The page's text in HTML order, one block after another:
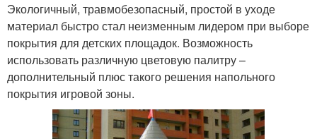
Экологичный, травмобезопасный, простой в уходе
материал быстро стал неизменным лидером при выборе
покрытия для детских площадок. Возможность
использовать различную цветовую палитру –
дополнительный плюс такого решения напольного
покрытия игровой зоны.